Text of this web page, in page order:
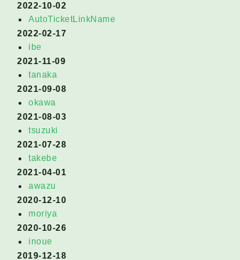
2022-10-02
AutoTicketLinkName
2022-02-17
ibe
2021-11-09
tanaka
2021-09-08
okawa
2021-08-03
tsuzuki
2021-07-28
takebe
2021-04-01
awazu
2020-12-10
moriya
2020-10-26
inoue
2019-12-18